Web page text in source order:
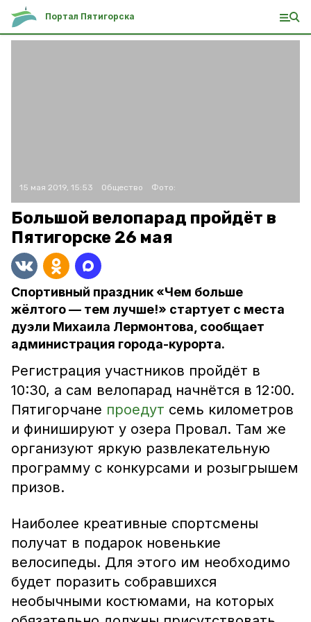
Портал Пятигорска
15 мая 2019, 15:53 Общество Фото:
Большой велопарад пройдёт в
Пятигорске 26 мая
Спортивный праздник «Чем больше
жёлтого — тем лучше!» стартует с места
дуэли Михаила Лермонтова, сообщает
администрация города-курорта.
Регистрация участников пройдёт в
10:30, а сам велопарад начнётся в 12:00.
Пятигорчане проедут семь километров
и финишируют у озера Провал. Там же
организуют яркую развлекательную
программу с конкурсами и розыгрышем
призов.
Наиболее креативные спортсмены
получат в подарок новенькие
велосипеды. Для этого им необходимо
будет поразить собравшихся
необычными костюмами, на которых